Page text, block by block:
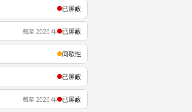
已屏蔽
截至 2026 年 已屏蔽
间歇性
已屏蔽
截至 2026 年 已屏蔽